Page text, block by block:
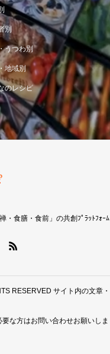
別
うつわ別
地域別
のレシピ
・食膳・食前」の共創ﾌﾟﾗｯﾄﾌｫｰﾑ
RESERVED サイト内の文章・
な方はお問い合わせお願いしま